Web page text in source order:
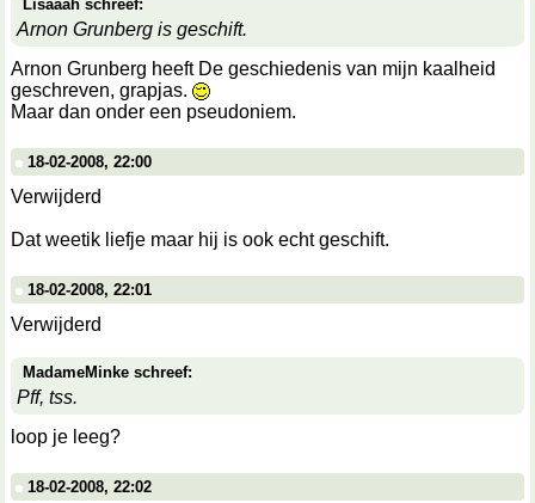
Lisaaah schreef:
Arnon Grunberg is geschift.
Arnon Grunberg heeft De geschiedenis van mijn kaalheid
geschreven, grapjas.
Maar dan onder een pseudoniem.
18-02-2008, 22:00
Verwijderd
Dat weetik liefje maar hij is ook echt geschift.
18-02-2008, 22:01
Verwijderd
MadameMinke schreef:
Pff, tss.
loop je leeg?
18-02-2008, 22:02